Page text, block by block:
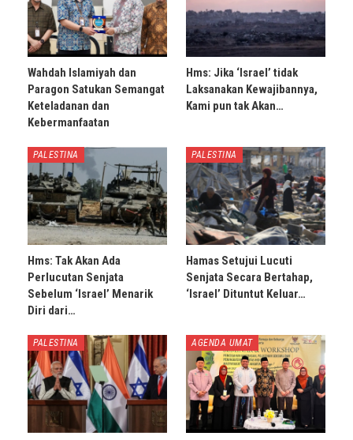
Wahdah Islamiyah dan
Paragon Satukan Semangat
Keteladanan dan
Kebermanfaatan
Hms: Jika ‘Israel’ tidak
Laksanakan Kewajibannya,
Kami pun tak Akan…
PALESTINA
Hms: Tak Akan Ada
Perlucutan Senjata
Sebelum ‘Israel’ Menarik
Diri dari…
PALESTINA
Hamas Setujui Lucuti
Senjata Secara Bertahap,
‘Israel’ Dituntut Keluar…
PALESTINA AGENDA UMAT